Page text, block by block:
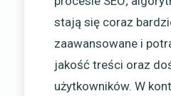
stają się coraz
zaawansowane i
jakość treści oraz
użytkowników. W